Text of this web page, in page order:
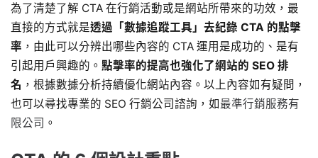
為了清楚了解 CTA 在行銷活動或是網站所帶來的功效，最
直接的方式就是透過「數據追蹤工具」去紀錄 CTA 的點擊
率 ，由此可以分辨出哪些內容的 CTA 運用是成功的、是有
引起用戶興趣的。 點擊率的提高也強化了網站的 SEO 排
名 ，根據數據分析持續優化網站內容。以上內容如有疑問，
也可以尋找專業的 SEO 行銷公司諮詢，如最準行銷服務有
限公司 。